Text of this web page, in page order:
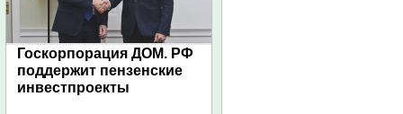
Госкорпорация ДОМ. РФ
поддержит пензенские
инвестпроекты